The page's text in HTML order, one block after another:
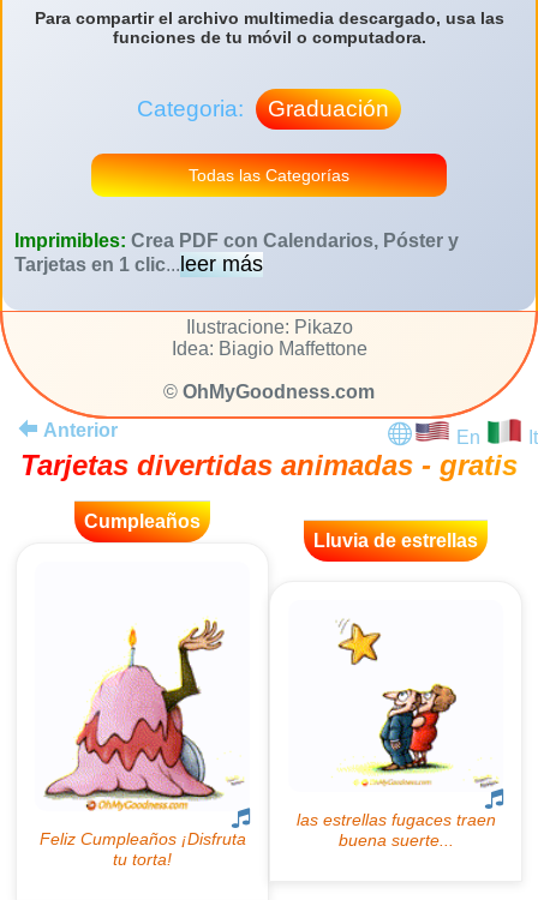
Para compartir el archivo multimedia descargado, usa las
funciones de tu móvil o computadora.
Categoria: Graduación
Todas las Categorías
Imprimibles: Crea PDF con Calendarios, Póster y
Tarjetas en 1 clic... leer más
Ilustracione: Pikazo
Idea: Biagio Maffettone
© OhMyGoodness.com
Anterior
En It
Tarjetas divertidas animadas - gratis
Cumpleaños
Lluvia de estrellas